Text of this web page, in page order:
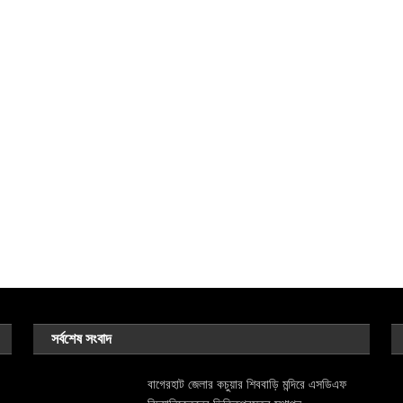
সর্বশেষ সংবাদ
বাগেরহাট জেলার কচুয়ার শিববাড়ি মন্দিরে এসডিএফ